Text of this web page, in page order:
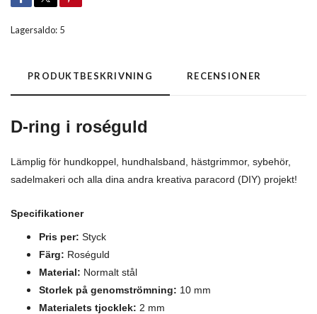
Lagersaldo: 5
PRODUKTBESKRIVNING RECENSIONER
D-ring i roséguld
Lämplig för hundkoppel, hundhalsband, hästgrimmor, sybehör,
sadelmakeri och alla dina andra kreativa paracord (DIY) projekt!
Specifikationer
Pris per: Styck
Färg: Roséguld
Material: Normalt stål
Storlek på genomströmning: 10 mm
Materialets tjocklek: 2 mm